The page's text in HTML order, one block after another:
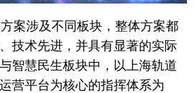
案涉及不同板块，整体方案都
技术先进，并具有显著的实际
智慧民生板块中，以上海轨道
营平台为核心的指挥体系为